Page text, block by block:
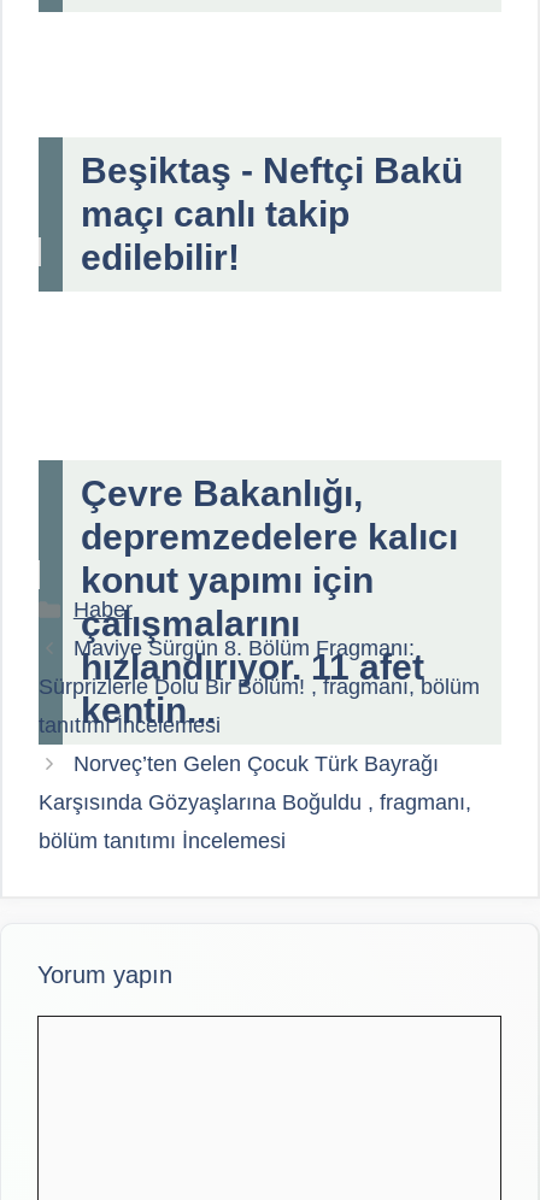
Beşiktaş - Neftçi Bakü
maçı canlı takip
edilebilir!
Çevre Bakanlığı,
depremzedelere kalıcı
konut yapımı için
çalışmalarını
hızlandırıyor. 11 afet
kentin...
Kategoriler
Haber
Maviye Sürgün 8. Bölüm Fragmanı:
Sürprizlerle Dolu Bir Bölüm! , fragmanı, bölüm
tanıtımı İncelemesi
Norveç’ten Gelen Çocuk Türk Bayrağı
Karşısında Gözyaşlarına Boğuldu , fragmanı,
bölüm tanıtımı İncelemesi
Yorum yapın